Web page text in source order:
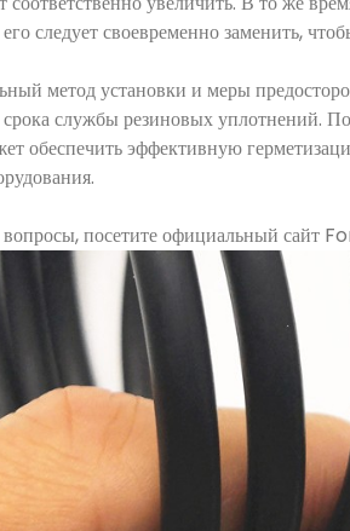
следует своевременно заменить,
метод установки и меры
срока службы резиновых уплотнений.
обеспечить эффективную
вопросы, посетите официальный